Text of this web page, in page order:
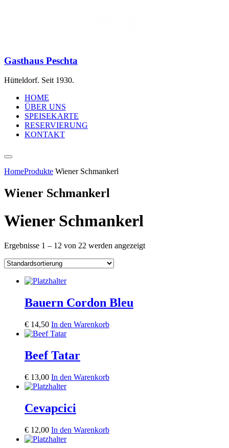
Gasthaus Peschta
Hütteldorf. Seit 1930.
HOME
ÜBER UNS
SPEISEKARTE
RESERVIERUNG
KONTAKT
HomeProdukte Wiener Schmankerl
Wiener Schmankerl
Wiener Schmankerl
Ergebnisse 1 – 12 von 22 werden angezeigt
Bauern Cordon Bleu
€ 14,50 In den Warenkorb
Beef Tatar
€ 13,00 In den Warenkorb
Cevapcici
€ 12,00 In den Warenkorb